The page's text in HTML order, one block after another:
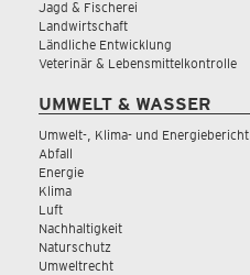
Jagd & Fischerei
Landwirtschaft
Ländliche Entwicklung
Veterinär & Lebensmittelkontrolle
UMWELT & WASSER
Umwelt-, Klima- und Energiebericht
Abfall
Energie
Klima
Luft
Nachhaltigkeit
Naturschutz
Umweltrecht